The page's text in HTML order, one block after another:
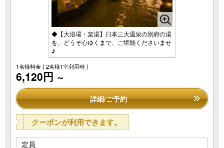
◆【大浴場・楽湯】日本三大温泉の別府の湯
を、どうぞ心ゆくまで、ご堪能くださいませ
♪
1名様料金( 2名様1室利用時 )
6,120円 ～
詳細/ご予約
クーポンが利用できます。
定員